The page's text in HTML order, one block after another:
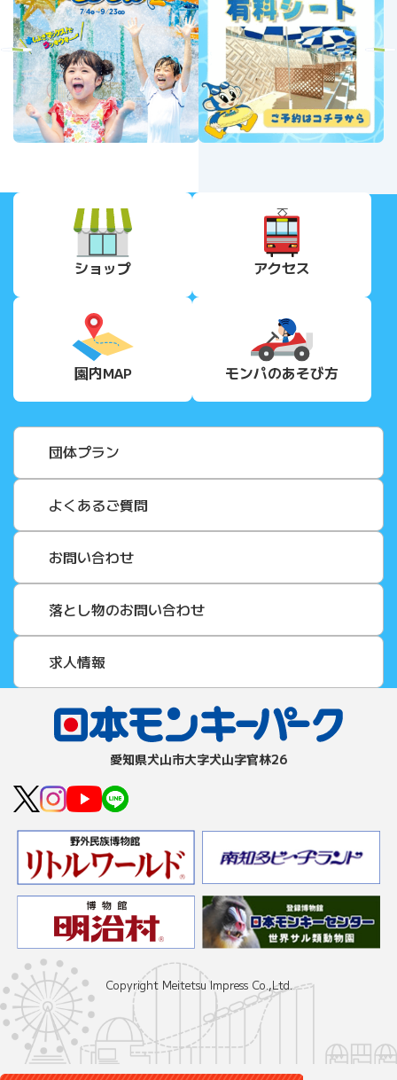
Next
ショップ アクセス
園内MAP モンパのあそび方
団体プラン
よくあるご質問
お問い合わせ
落とし物のお問い合わせ
求人情報
愛知県⽝⼭市⼤字⽝⼭字官林26
Copyright Meitetsu Impress Co.,Ltd.